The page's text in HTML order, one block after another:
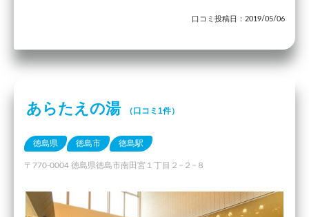
口コミ投稿日：2019/05/06
あらたえの湯 （口コミ1件）
徳島県 徳島市 徳島駅
〒770-0004 徳島県徳島市南田宮１丁目２−２−８